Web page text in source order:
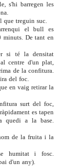
s'hi barregen les
que treguin suc.
el bull es
De tant en
si té la densitat
centre d'un plat,
de la confitura.
del foc.
en vaig retirar la
surt del foc,
es tapen
quedi a la base.
de la fruita i la
humitat i fosc.
d'un any).